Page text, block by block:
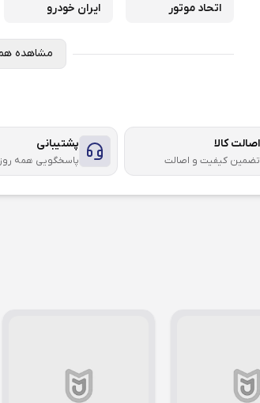
اتحاد موتور ایران خودرو
مشاهده
اصالت کالا
تضمین کیفیت و اصالت
پشتیبانی
پاسخگویی همه